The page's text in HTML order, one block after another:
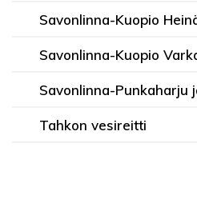
Savonlinna-Kuopio
Savonlinna-Kuopio
Savonlinna-Punkaharju
Tahkon vesireitti